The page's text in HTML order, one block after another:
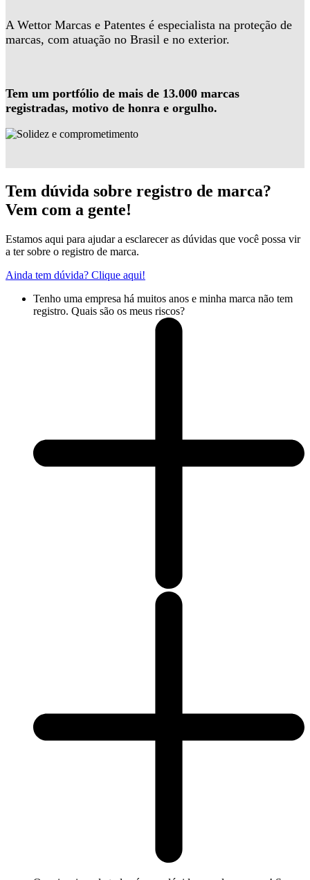
A Wettor Marcas e Patentes é especialista na proteção de
marcas, com atuação no Brasil e no exterior.
Tem um portfólio de mais de 13.000 marcas
registradas, motivo de honra e orgulho.
Tem dúvida sobre registro de marca?
Vem com a gente!
Estamos aqui para ajudar a esclarecer as dúvidas que você possa vir
a ter sobre o registro de marca.
Ainda tem dúvida? Clique aqui!
Tenho uma empresa há muitos anos e minha marca não tem
registro. Quais são os meus riscos?